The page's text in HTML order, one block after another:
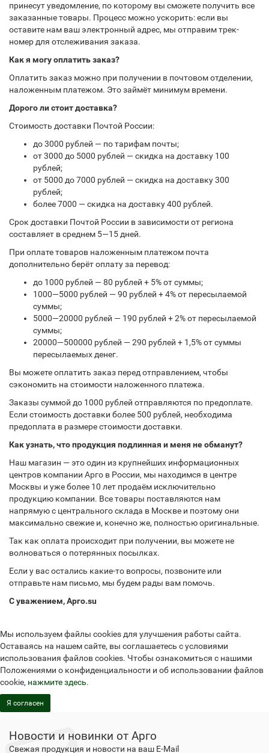
принесут уведомление, по которому вы сможете получить все
заказанные товары. Процесс можно ускорить: если вы
оставите нам ваш электронный адрес, мы отправим трек-
номер для отслеживания заказа.
Как я могу оплатить заказ?
Оплатить заказ можно при получении в почтовом отделении,
наложенным платежом. Это займёт минимум времени.
Дорого ли стоит доставка?
Стоимость доставки Почтой России:
до 3000 рублей — по тарифам почты;
от 3000 до 5000 рублей — скидка на доставку 100
рублей;
от 5000 до 7000 рублей — скидка на доставку 300
рублей;
более 7000 — скидка на доставку 400 рублей.
Срок доставки Почтой России в зависимости от региона
составляет в среднем 5—15 дней.
При оплате товаров наложенным платежом почта
дополнительно берёт оплату за перевод:
до 1000 рублей — 80 рублей + 5% от суммы;
1000—5000 рублей — 90 рублей + 4% от пересылаемой
суммы;
5000—20000 рублей — 190 рублей + 2% от пересылаемой
суммы;
20000—500000 рублей — 290 рублей + 1,5% от суммы
пересылаемых денег.
Вы можете оплатить заказ перед отправлением, чтобы
сэкономить на стоимости наложенного платежа.
Заказы суммой до 1000 рублей отправляются по предоплате.
Если стоимость доставки более 500 рублей, необходима
предоплата в размере стоимости доставки.
Как узнать, что продукция подлинная и меня не обманут?
Наш магазин — это один из крупнейших информационных
центров компании Арго в России, мы находимся в центре
Москвы и уже более 10 лет продаём исключительно
продукцию компании. Все товары поставляются нам
напрямую с центрального склада в Москве и поэтому они
максимально свежие и, конечно же, полностью оригинальные.
Так как оплата происходит при получении, вы можете не
волноваться о потерянных посылках.
Если у вас остались какие-то вопросы, позвоните или
отправьте нам письмо, мы будем рады вам помочь.
С уважением, Арго.su
Мы используем файлы cookies для улучшения работы сайта.
Оставаясь на нашем сайте, вы соглашаетесь с условиями
использования файлов cookies. Чтобы ознакомиться с нашими
Положениями о конфиденциальности и об использовании файлов
cookie, нажмите здесь.
Я согласен
Новости и новинки от Арго
Свежая продукция и новости на ваш E-Mail